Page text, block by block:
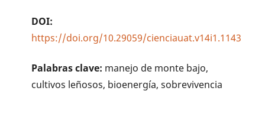
DOI:
https://doi.org/10.29059/cienciauat.v14i1.1143
Palabras clave: manejo de monte bajo,
cultivos leñosos, bioenergía, sobrevivencia